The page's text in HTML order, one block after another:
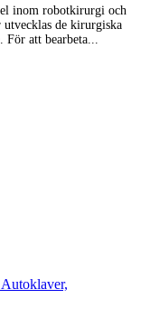
inom robotkirurgi och
de kirurgiska
För att bearbeta...